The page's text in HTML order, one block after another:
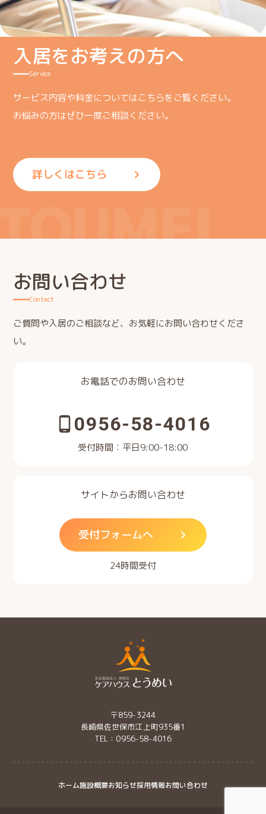
入居をお考えの方へ
Service
サービス内容や料金についてはこちらをご覧ください。
お悩みの方はぜひ一度ご相談ください。
詳しくはこちら
お問い合わせ
Contact
ご質問や入居のご相談など、お気軽にお問い合わせくださ
い。
お電話でのお問い合わせ
0956-58-4016
受付時間：平日9:00-18:00
サイトからお問い合わせ
受付フォームへ
24時間受付
〒859-3244
長崎県佐世保市江上町935番1
TEL：0956-58-4016
ホーム施設概要お知らせ採用情報お問い合わせ